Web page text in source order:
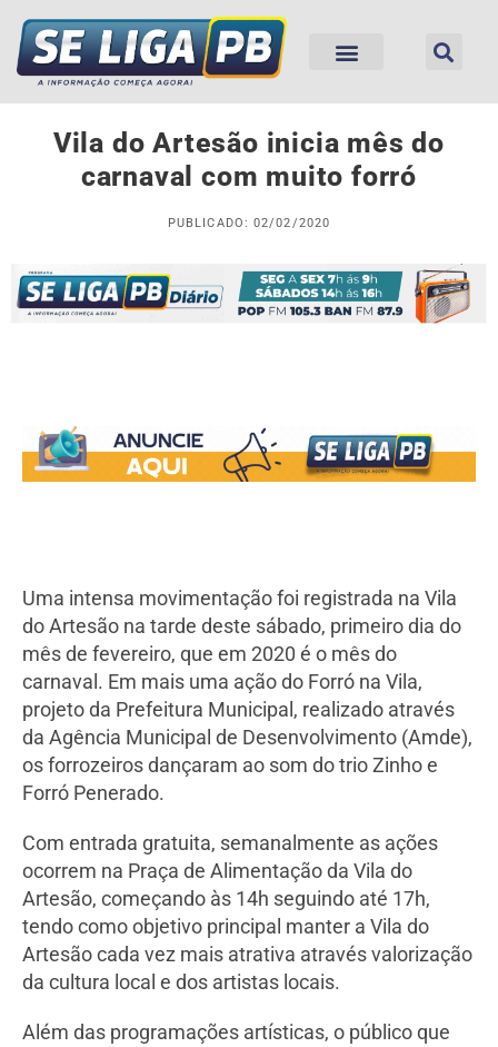
Vila do Artesão inicia mês do
carnaval com muito forró
PUBLICADO: 02/02/2020
Uma intensa movimentação foi registrada na Vila
do Artesão na tarde deste sábado, primeiro dia do
mês de fevereiro, que em 2020 é o mês do
carnaval. Em mais uma ação do Forró na Vila,
projeto da Prefeitura Municipal, realizado através
da Agência Municipal de Desenvolvimento (Amde),
os forrozeiros dançaram ao som do trio Zinho e
Forró Penerado.
Com entrada gratuita, semanalmente as ações
ocorrem na Praça de Alimentação da Vila do
Artesão, começando às 14h seguindo até 17h,
tendo como objetivo principal manter a Vila do
Artesão cada vez mais atrativa através valorização
da cultura local e dos artistas locais.
Além das programações artísticas, o público que